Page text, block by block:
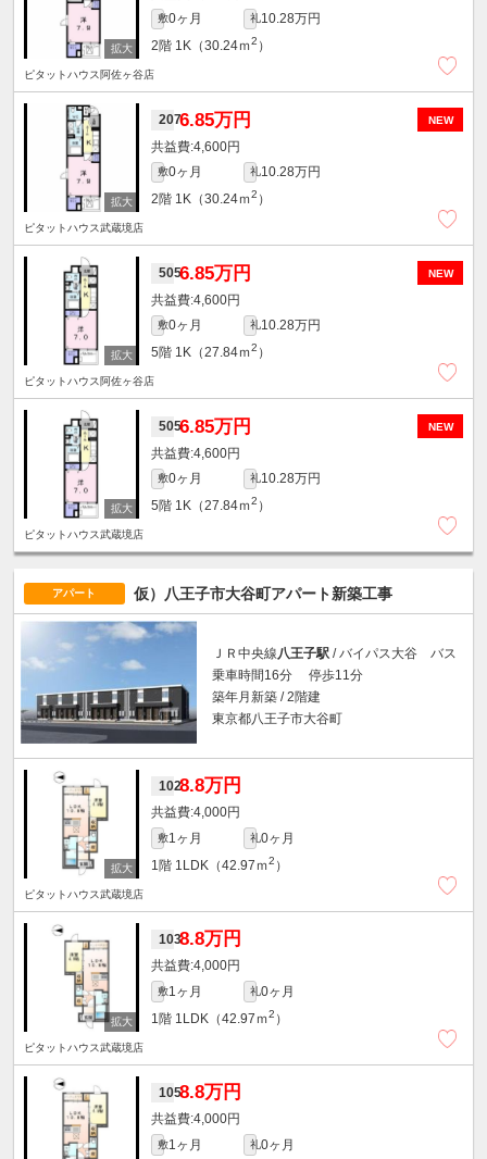
敷0ヶ月 礼10.28万円
2階 1K（30.24ｍ2 ）
ピタットハウス阿佐ヶ谷店
NEW
2076.85万円
4,600円
敷0ヶ月 礼10.28万円
2階 1K（30.24ｍ2 ）
ピタットハウス武蔵境店
NEW
5056.85万円
4,600円
敷0ヶ月 礼10.28万円
5階 1K（27.84ｍ2 ）
ピタットハウス阿佐ヶ谷店
NEW
5056.85万円
4,600円
敷0ヶ月 礼10.28万円
5階 1K（27.84ｍ2 ）
ピタットハウス武蔵境店
アパート 仮）八王子市大谷町アパート新築工事
ＪＲ中央線八王子駅 / バイパス大谷 バス
乗車時間16分 停歩11分
築年月新築 / 2階建
東京都八王子市大谷町
1028.8万円
4,000円
敷1ヶ月 礼0ヶ月
1階 1LDK（42.97ｍ2 ）
ピタットハウス武蔵境店
1038.8万円
4,000円
敷1ヶ月 礼0ヶ月
1階 1LDK（42.97ｍ2 ）
ピタットハウス武蔵境店
1058.8万円
4,000円
敷1ヶ月 礼0ヶ月